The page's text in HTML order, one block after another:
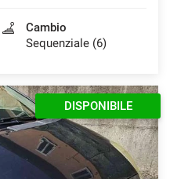
Cambio
Sequenziale (6)
DISPONIBILE